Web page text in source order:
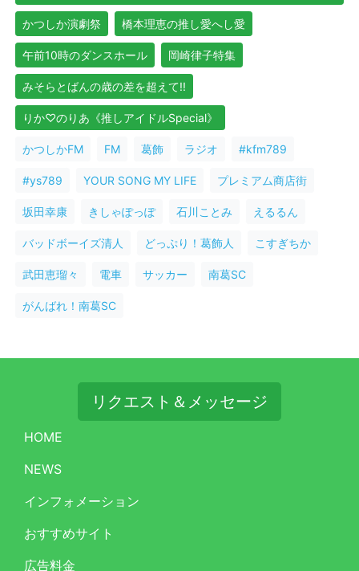
かつしか演劇祭 橋本理恵の推し愛へし愛
午前10時のダンスホール 岡崎律子特集
みそらとばんの歳の差を超えて!!
りか♡のりあ《推しアイドルSpecial》
かつしかFM FM 葛飾 ラジオ #kfm789
#ys789 YOUR SONG MY LIFE プレミアム商店街
坂田幸康 きしゃぽっぽ 石川ことみ えるるん
バッドボーイズ清人 どっぷり！葛飾人 こすぎちか
武田恵瑠々 電車 サッカー 南葛SC
がんばれ！南葛SC
リクエスト＆メッセージ
HOME
NEWS
インフォメーション
おすすめサイト
広告料金